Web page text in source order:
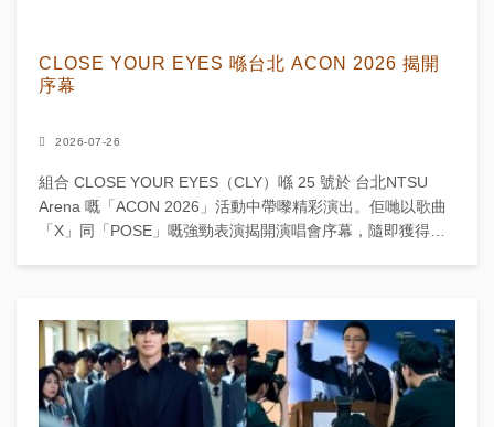
CLOSE YOUR EYES 喺台北 ACON 2026 揭開
序幕
2026-07-26
組合 CLOSE YOUR EYES（CLY）喺 25 號於 台北NTSU
Arena 嘅「ACON 2026」活動中帶嚟精彩演出。佢哋以歌曲
「X」同「POSE」嘅強勁表演揭開演唱會序幕，隨即獲得全